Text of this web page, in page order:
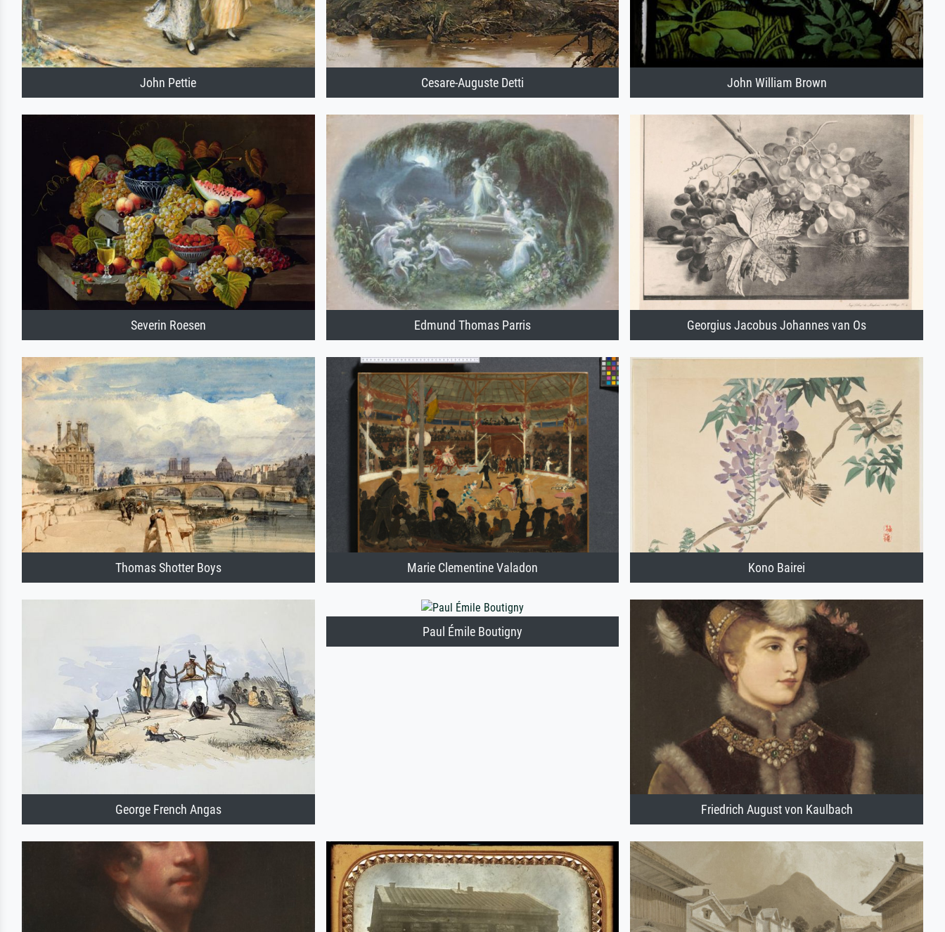
John Pettie Cesare-Auguste Detti John William Brown
Severin Roesen Edmund Thomas Parris Georgius Jacobus Johannes van Os
Thomas Shotter Boys Marie Clementine Valadon Kono Bairei
George French Angas
Paul Émile Boutigny
Friedrich August von Kaulbach